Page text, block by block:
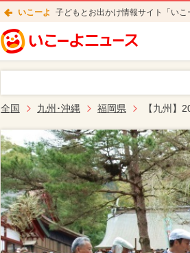
いこーよ 子どもとお出かけ情報サイト「い
全国 九州･沖縄 福岡県 【九州】